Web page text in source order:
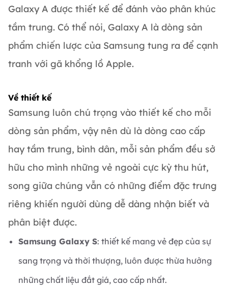
Galaxy A được thiết kế để đánh vào phân khúc
tầm trung. Có thể nói, Galaxy A là dòng sản
phẩm chiến lược của Samsung tung ra để cạnh
tranh với gã khổng lồ Apple.
Về thiết kế
Samsung luôn chú trọng vào thiết kế cho mỗi
dòng sản phẩm, vậy nên dù là dòng cao cấp
hay tầm trung, bình dân, mỗi sản phẩm đều sở
hữu cho mình những vẻ ngoài cực kỳ thu hút,
song giữa chúng vẫn có những điểm đặc trưng
riêng khiến người dùng dễ dàng nhận biết và
phân biệt được.
Samsung Galaxy S: thiết kế mang vẻ đẹp của sự
sang trọng và thời thượng, luôn được thừa hưởng
những chất liệu đắt giá, cao cấp nhất.